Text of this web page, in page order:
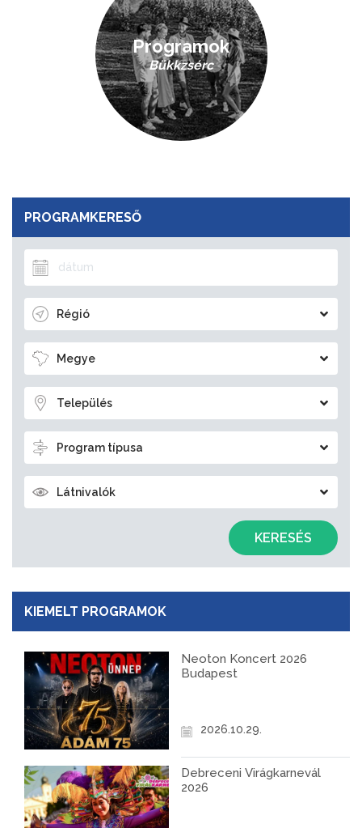
PROGRAMKERESŐ
Régió
Megye
Település
Program típusa
Látnivalók
KERESÉS
KIEMELT PROGRAMOK
Neoton Koncert 2026
Budapest
2026.10.29.
Debreceni Virágkarnevál
2026
Programok
Bükkzsérc